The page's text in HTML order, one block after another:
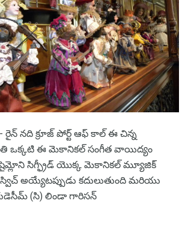
రైన్ నది క్రూజ్ పోర్ట్ ఆఫ్ కాల్ ఈ చిన్న
ఒక్కటి ఈ మెకానికల్ సంగీత వాయిద్యం
సిగ్ఫ్రీడ్ యొక్క మెకానికల్ మ్యూజిక్
అయ్యేటప్పుడు కదులుతుంది మరియు
(సి) లిండా గారిసన్